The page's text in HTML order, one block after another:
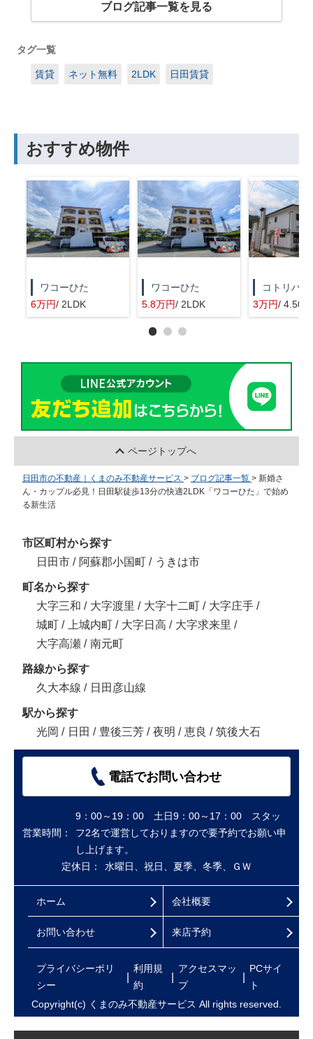
ブログ記事一覧を見る
タグ一覧
賃貸 ネット無料 2LDK 日田賃貸
おすすめ物件
ワコーひた
6万円/ 2LDK
ワコーひた
5.8万円/ 2LDK
コトリハウ
3万円/ 4.50坪
ページトップへ
日田市の不動産｜くまのみ不動産サービス > ブログ記事一覧 > 新婚さ
ん・カップル必見！日田駅徒歩13分の快適2LDK「ワコーひた」で始め
る新生活
市区町村から探す
日田市 / 阿蘇郡小国町 / うきは市
町名から探す
大字三和 / 大字渡里 / 大字十二町 / 大字庄手 /
城町 / 上城内町 / 大字日高 / 大字求来里 /
大字高瀬 / 南元町
路線から探す
久大本線 / 日田彦山線
駅から探す
光岡 / 日田 / 豊後三芳 / 夜明 / 恵良 / 筑後大石
電話でお問い合わせ
営業時間：
9：00～19：00 土日9：00～17：00 スタッ
フ2名で運営しておりますので要予約でお願い申
し上げます。
定休日：
水曜日、祝日、夏季、冬季、ＧＷ
ホーム 会社概要
お問い合わせ 来店予約
プライバシーポリ
シー
利用規
約
アクセスマッ
プ
PCサイ
ト
Copyright(c) くまのみ不動産サービス All rights reserved.